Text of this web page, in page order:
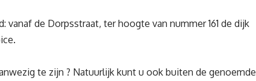
vanaf de Dorpsstraat, ter hoogte van nummer 161 de dijk
te zijn ? Natuurlijk kunt u ook buiten de genoemde